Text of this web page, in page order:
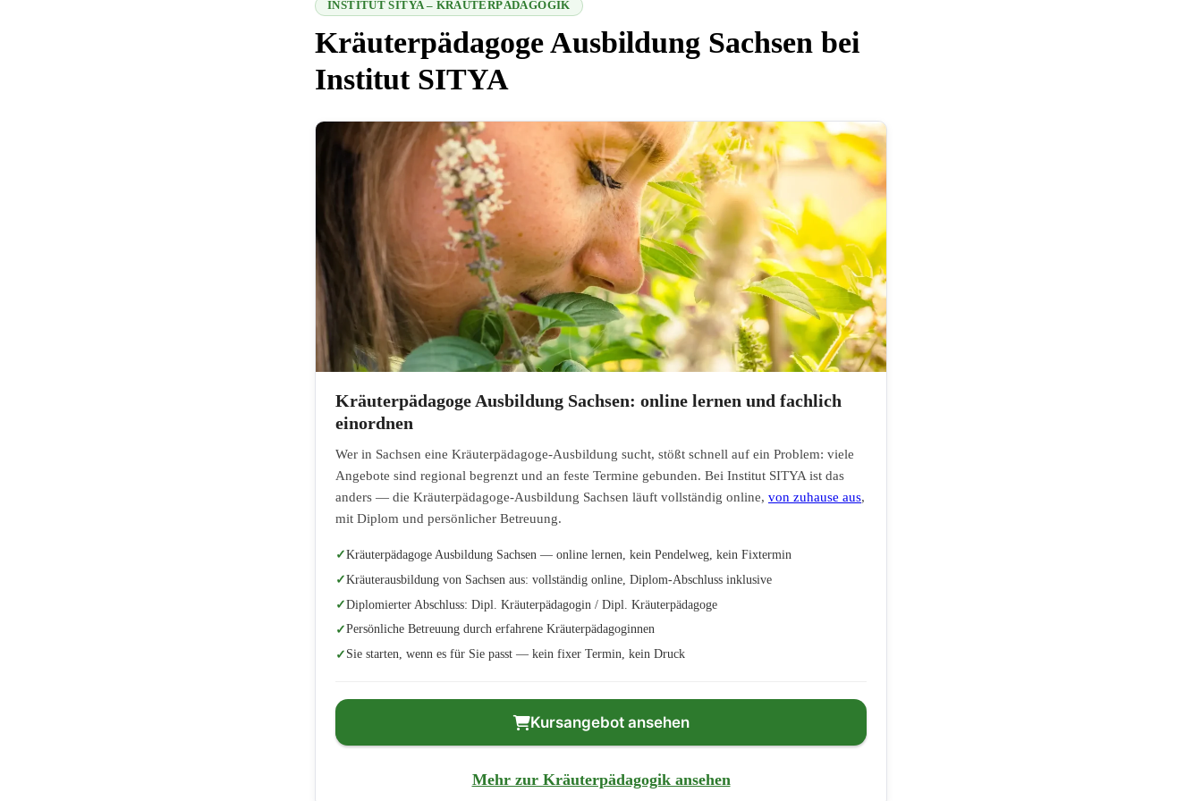
INSTITUT SITYA – KRÄUTERPÄDAGOGIK
Kräuterpädagoge Ausbildung Sachsen bei
Institut SITYA
216.73.217.169 2026-08-08 06:26:44
Kräuterpädagoge Ausbildung Sachsen: online lernen und fachlich
einordnen
Wer in Sachsen eine Kräuterpädagoge-Ausbildung sucht, stößt schnell auf ein Problem: viele
Angebote sind regional begrenzt und an feste Termine gebunden. Bei Institut SITYA ist das
anders — die Kräuterpädagoge-Ausbildung Sachsen läuft vollständig online, von zuhause aus,
mit Diplom und persönlicher Betreuung.
Kräuterpädagoge Ausbildung Sachsen — online lernen, kein Pendelweg, kein Fixtermin
Kräuterausbildung von Sachsen aus: vollständig online, Diplom-Abschluss inklusive
Diplomierter Abschluss: Dipl. Kräuterpädagogin / Dipl. Kräuterpädagoge
Persönliche Betreuung durch erfahrene Kräuterpädagoginnen
Sie starten, wenn es für Sie passt — kein fixer Termin, kein Druck
Kursangebot ansehen
Mehr zur Kräuterpädagogik ansehen